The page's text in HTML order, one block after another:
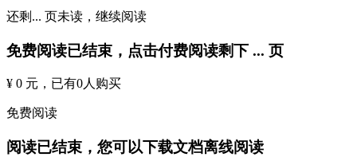
还剩 ... 页未读， 继续阅读
免费阅读已结束，点击付费阅读剩下 ... 页
¥ 0 元 ，已有0人购买
免费阅读
阅读已结束，您可以下载文档离线阅读